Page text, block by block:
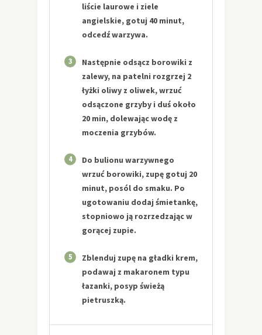
liście laurowe i ziele
angielskie, gotuj 40 minut,
odcedź warzywa.
3
Następnie odsącz borowiki z
zalewy, na patelni rozgrzej 2
łyżki oliwy z oliwek, wrzuć
odsączone grzyby i duś około
20 min, dolewając wodę z
moczenia grzybów.
4
Do bulionu warzywnego
wrzuć borowiki, zupę gotuj 20
minut, posól do smaku. Po
ugotowaniu dodaj śmietankę,
stopniowo ją rozrzedzając w
gorącej zupie.
5
Zblenduj zupę na gładki krem,
podawaj z makaronem typu
łazanki, posyp świeżą
pietruszką.